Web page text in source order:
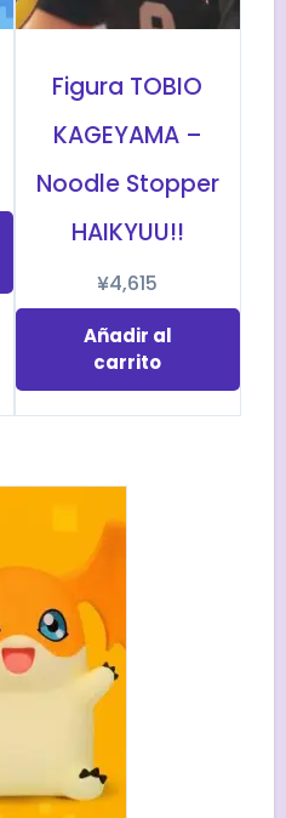
Figura TOBIO
KAGEYAMA –
Noodle Stopper
HAIKYUU!!
¥4,615
Añadir al
carrito